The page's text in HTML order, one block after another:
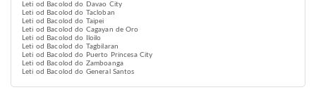
Leti od Bacolod do Davao City
Leti od Bacolod do Tacloban
Leti od Bacolod do Taipei
Leti od Bacolod do Cagayan de Oro
Leti od Bacolod do Iloilo
Leti od Bacolod do Tagbilaran
Leti od Bacolod do Puerto Princesa City
Leti od Bacolod do Zamboanga
Leti od Bacolod do General Santos